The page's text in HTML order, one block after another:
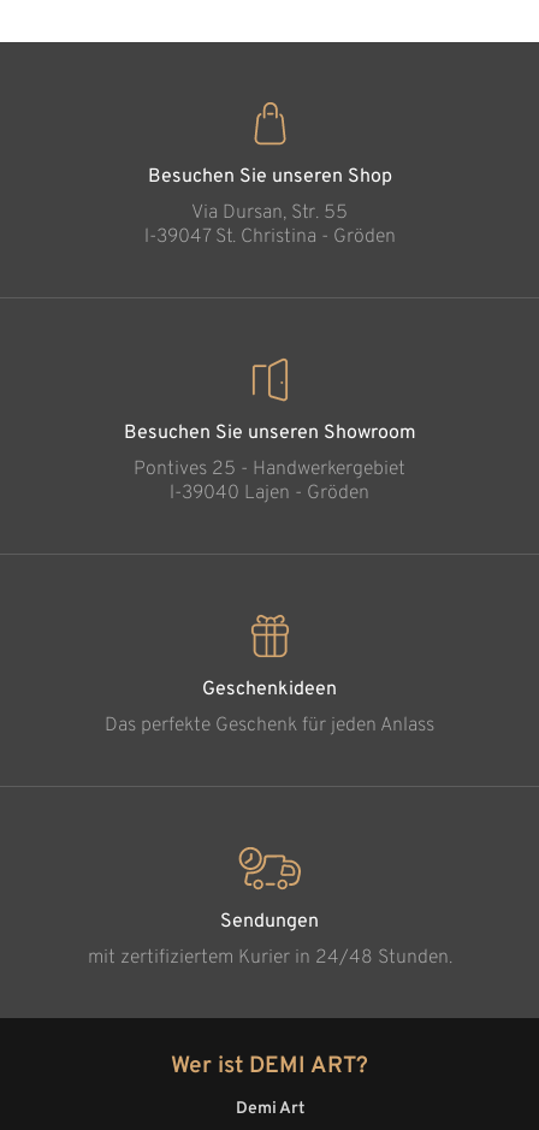
Besuchen Sie unseren Shop
Via Dursan, Str. 55
l-39047 St. Christina - Gröden
Besuchen Sie unseren Showroom
Pontives 25 - Handwerkergebiet
l-39040 Lajen - Gröden
Geschenkideen
Das perfekte Geschenk für jeden Anlass
Sendungen
mit zertifiziertem Kurier in 24/48 Stunden.
Wer ist DEMI ART?
Demi Art